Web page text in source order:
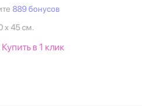
889 бонусов
х 45 см.
Купить в 1 клик